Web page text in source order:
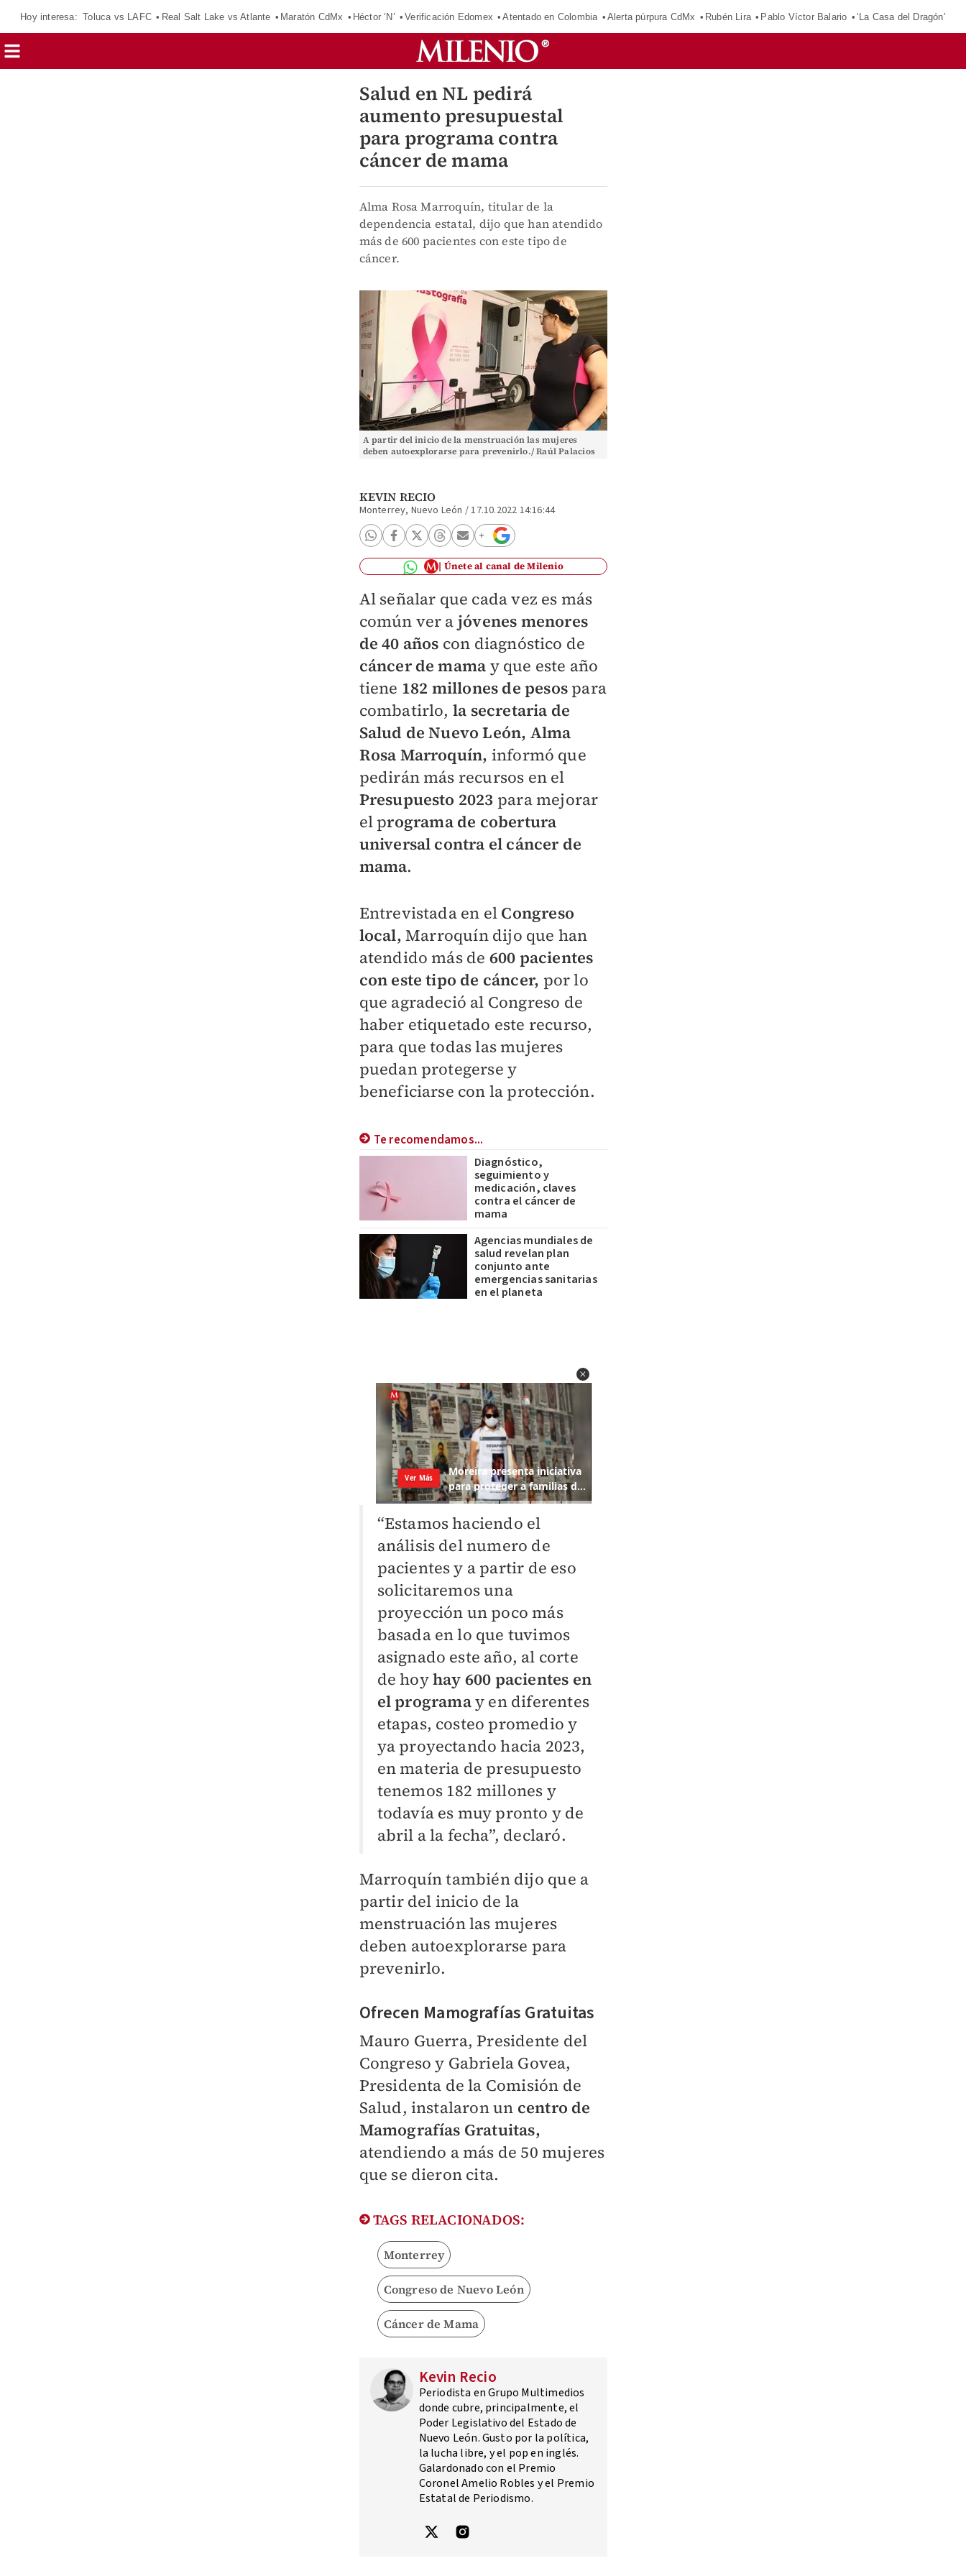
Hoy interesa: Toluca vs LAFC Real Salt Lake vs Atlante Maratón CdMx Héctor ‘N’ Verificación Edomex Atentado en Colombia Alerta púrpura CdMx Rubén Lira Pablo Víctor Balario ‘La Casa del Dragón’
Salud en NL pedirá
aumento presupuestal
para programa contra
cáncer de mama
Alma Rosa Marroquín, titular de la
dependencia estatal, dijo que han atendido
más de 600 pacientes con este tipo de
cáncer.
A partir del inicio de la menstruación las mujeres
deben autoexplorarse para prevenirlo./ Raúl Palacios
KEVIN RECIO
Monterrey, Nuevo León /17.10.2022 14:16:44
Únete al canal de Milenio
Al señalar que cada vez es más
común ver a jóvenes menores
de 40 años con diagnóstico de
cáncer de mama y que este año
tiene 182 millones de pesos para
combatirlo, la secretaria de
Salud de Nuevo León, Alma
Rosa Marroquín, informó que
pedirán más recursos en el
Presupuesto 2023 para mejorar
el programa de cobertura
universal contra el cáncer de
mama.
Entrevistada en el Congreso
local, Marroquín dijo que han
atendido más de 600 pacientes
con este tipo de cáncer, por lo
que agradeció al Congreso de
haber etiquetado este recurso,
para que todas las mujeres
puedan protegerse y
beneficiarse con la protección.
Te recomendamos...
Diagnóstico,
seguimiento y
medicación, claves
contra el cáncer de
mama
Agencias mundiales de
salud revelan plan
conjunto ante
emergencias sanitarias
en el planeta
“Estamos haciendo el
análisis del numero de
pacientes y a partir de eso
solicitaremos una
proyección un poco más
basada en lo que tuvimos
asignado este año, al corte
de hoyhay 600 pacientes en
el programay en diferentes
etapas, costeo promedio y
ya proyectando hacia 2023,
en materia de presupuesto
tenemos 182 millones y
todavía es muy pronto y de
abril a la fecha”, declaró.
Marroquín también dijo que a
partir del inicio de la
menstruación las mujeres
deben autoexplorarse para
prevenirlo.
Ofrecen Mamografías Gratuitas
Mauro Guerra, Presidente del
Congreso y Gabriela Govea,
Presidenta de la Comisión de
Salud, instalaron un centro de
Mamografías Gratuitas,
atendiendo a más de 50 mujeres
que se dieron cita.
TAGS RELACIONADOS:
Monterrey
Congreso de Nuevo León
Cáncer de Mama
Kevin Recio
Periodista en Grupo Multimedios
donde cubre, principalmente, el
Poder Legislativo del Estado de
Nuevo León. Gusto por la política,
la lucha libre, y el pop en inglés.
Galardonado con el Premio
Coronel Amelio Robles y el Premio
Estatal de Periodismo.